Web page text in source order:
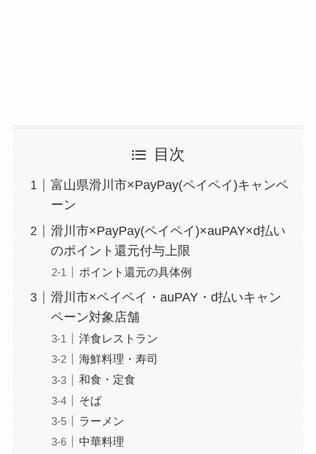
目次
富山県滑川市×PayPay(ペイペイ)キャンペ
ーン
滑川市×PayPay(ペイペイ)×auPAY×d払い
のポイント還元付与上限
ポイント還元の具体例
滑川市×ペイペイ・auPAY・d払いキャン
ペーン対象店舗
洋食レストラン
海鮮料理・寿司
和食・定食
そば
ラーメン
中華料理